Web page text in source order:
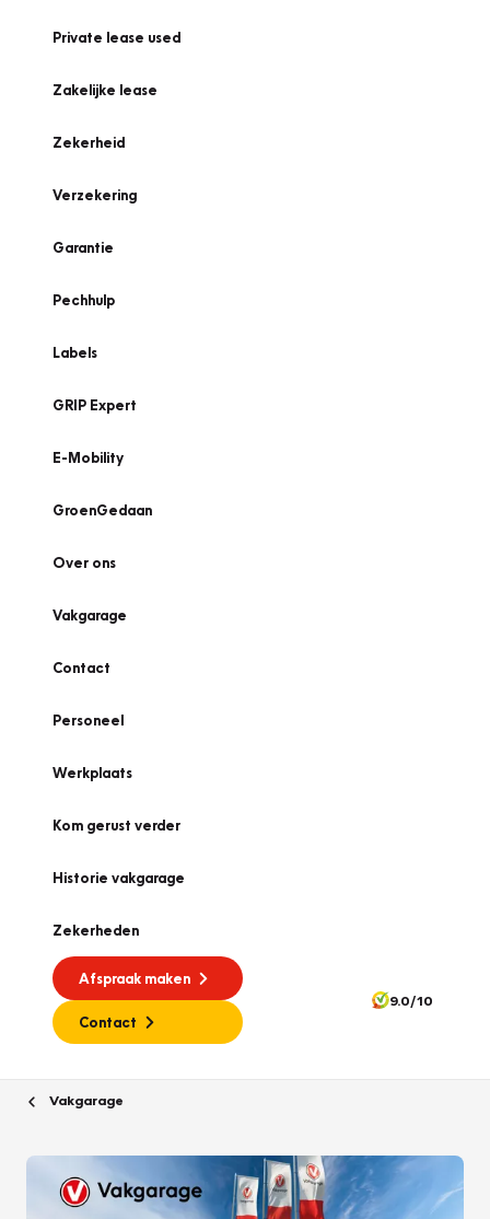
Private lease used
Zakelijke lease
Zekerheid
Verzekering
Garantie
Pechhulp
Labels
GRIP Expert
E-Mobility
GroenGedaan
Over ons
Vakgarage
Contact
Personeel
Werkplaats
Kom gerust verder
Historie vakgarage
Zekerheden
Afspraak maken
Contact
9.0/10
Vakgarage